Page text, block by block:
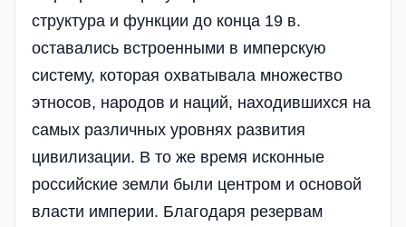
структура и функции до конца 19 в.
оставались встроенными в имперскую
систему, которая охватывала множество
этносов, народов и наций, находившихся на
самых различных уровнях развития
цивилизации. В то же время исконные
российские земли были центром и основой
власти империи. Благодаря резервам